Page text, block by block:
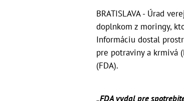
BRATISLAVA - Úrad
doplnkom z moringy,
Informáciu dostal
pre potraviny a krmivá
(FDA).
„FDA vydal pre